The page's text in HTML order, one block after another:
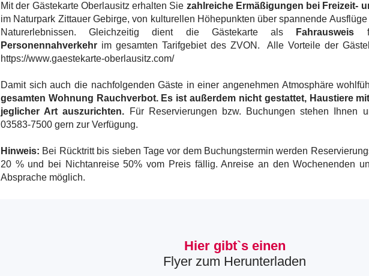
Mit der Gästekarte Oberlausitz erhalten Sie zahlreiche Ermäßigungen bei Freizeit-
im Naturpark Zittauer Gebirge, von kulturellen Höhepunkten über spannende
Naturerlebnissen. Gleichzeitig dient die Gästekarte als
Fahrausweis
Personennahverkehr im gesamten Tarifgebiet des ZVON. Alle Vorteile der
https://www.gaestekarte-oberlausitz.com/
Damit sich auch die nachfolgenden Gäste in einer angenehmen Atmosphäre
gesamten Wohnung Rauchverbot. Es ist außerdem nicht gestattet, Haustiere
jeglicher Art auszurichten. Für Reservierungen bzw. Buchungen stehen Ihnen
03583-7500 gern zur Verfügung.
Hinweis: Bei Rücktritt bis sieben Tage vor dem Buchungstermin werden
20 % und bei Nichtanreise 50% vom Preis fällig. Anreise an den Wochenenden
Absprache möglich.
Hier gibt`s einen
Flyer zum Herunterladen